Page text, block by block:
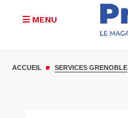
MENU
ACCUEIL SERVICES GRENOBLE